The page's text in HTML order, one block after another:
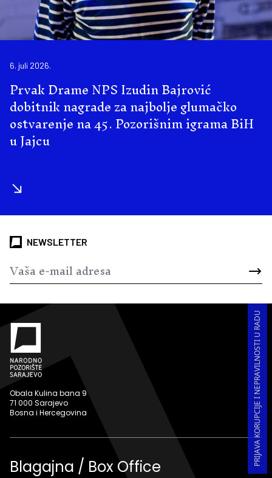
6. juli 2026.
Prvak Drame NPS Izudin Bajrović
dobitnik nagrade za najbolje glumačko
ostvarenje na 45. Pozorišnim igrama BiH
u Jajcu
NEWSLETTER
PRIJAVA KORUPCIJE I NEPRAVILNOSTI U RADU
Obala Kulina bana 9
71 000 Sarajevo
Bosna i Hercegovina
Blagajna / Box Office